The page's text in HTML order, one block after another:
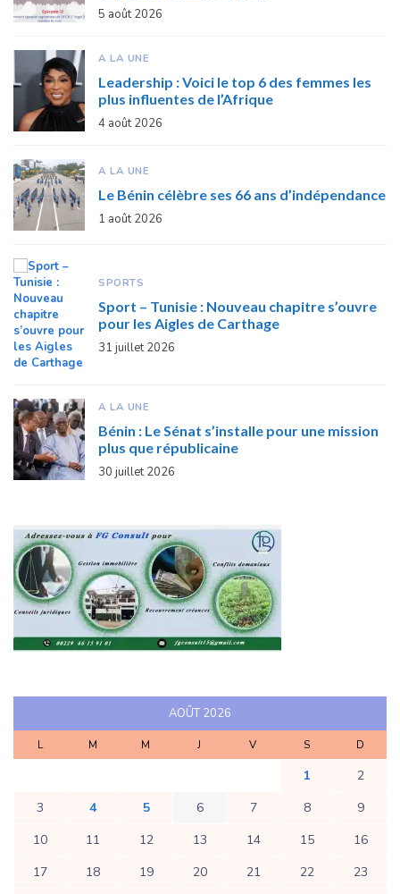
5 août 2026
A LA UNE
Leadership : Voici le top 6 des femmes les
plus influentes de l’Afrique
4 août 2026
A LA UNE
Le Bénin célèbre ses 66 ans d’indépendance
1 août 2026
SPORTS
Sport – Tunisie : Nouveau chapitre s’ouvre
pour les Aigles de Carthage
31 juillet 2026
A LA UNE
Bénin : Le Sénat s’installe pour une mission
plus que républicaine
30 juillet 2026
AOÛT 2026
L M M J V S D
1
2
3
4 5 6 7 8
9
10
11 12 13 14 15
16
17
18 19 20 21 22
23